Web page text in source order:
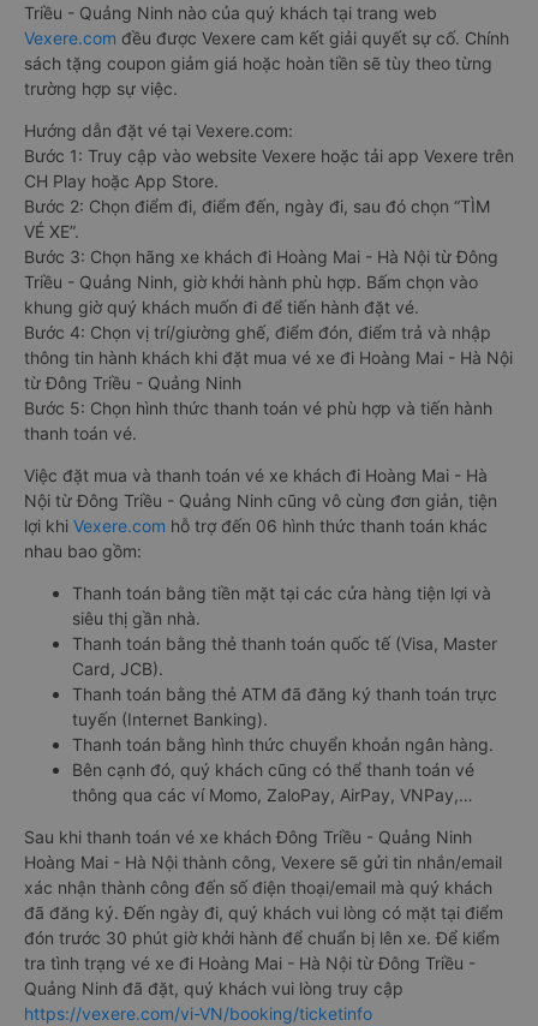
Triều - Quảng Ninh nào của quý khách tại trang web
Vexere.com đều được Vexere cam kết giải quyết sự cố. Chính
sách tặng coupon giảm giá hoặc hoàn tiền sẽ tùy theo từng
trường hợp sự việc.
Hướng dẫn đặt vé tại Vexere.com:
Bước 1: Truy cập vào website Vexere hoặc tải app Vexere trên
CH Play hoặc App Store.
Bước 2: Chọn điểm đi, điểm đến, ngày đi, sau đó chọn “TÌM
VÉ XE”.
Bước 3: Chọn hãng xe khách đi Hoàng Mai - Hà Nội từ Đông
Triều - Quảng Ninh, giờ khởi hành phù hợp. Bấm chọn vào
khung giờ quý khách muốn đi để tiến hành đặt vé.
Bước 4: Chọn vị trí/giường ghế, điểm đón, điểm trả và nhập
thông tin hành khách khi đặt mua vé xe đi Hoàng Mai - Hà Nội
từ Đông Triều - Quảng Ninh
Bước 5: Chọn hình thức thanh toán vé phù hợp và tiến hành
thanh toán vé.
Việc đặt mua và thanh toán vé xe khách đi Hoàng Mai - Hà
Nội từ Đông Triều - Quảng Ninh cũng vô cùng đơn giản, tiện
lợi khi Vexere.com hỗ trợ đến 06 hình thức thanh toán khác
nhau bao gồm:
Thanh toán bằng tiền mặt tại các cửa hàng tiện lợi và
siêu thị gần nhà.
Thanh toán bằng thẻ thanh toán quốc tế (Visa, Master
Card, JCB).
Thanh toán bằng thẻ ATM đã đăng ký thanh toán trực
tuyến (Internet Banking).
Thanh toán bằng hình thức chuyển khoản ngân hàng.
Bên cạnh đó, quý khách cũng có thể thanh toán vé
thông qua các ví Momo, ZaloPay, AirPay, VNPay,…
Sau khi thanh toán vé xe khách Đông Triều - Quảng Ninh
Hoàng Mai - Hà Nội thành công, Vexere sẽ gửi tin nhắn/email
xác nhận thành công đến số điện thoại/email mà quý khách
đã đăng ký. Đến ngày đi, quý khách vui lòng có mặt tại điểm
đón trước 30 phút giờ khởi hành để chuẩn bị lên xe. Để kiểm
tra tình trạng vé xe đi Hoàng Mai - Hà Nội từ Đông Triều -
Quảng Ninh đã đặt, quý khách vui lòng truy cập
https://vexere.com/vi-VN/booking/ticketinfo